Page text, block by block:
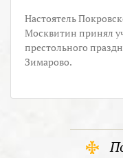
Настоятель
Москвитин принял
престольного
Зимарово.